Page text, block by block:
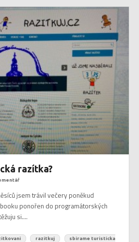
razítka?
jsem trávil večery poněkud
ponořen do programátorských
si....
razitkuj
sbirame turisticka